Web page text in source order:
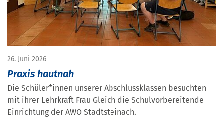
26. Juni 2026
Praxis hautnah
Die Schüler*innen unserer Abschlussklassen besuchten
mit ihrer Lehrkraft Frau Gleich die Schulvorbereitende
Einrichtung der AWO Stadtsteinach.